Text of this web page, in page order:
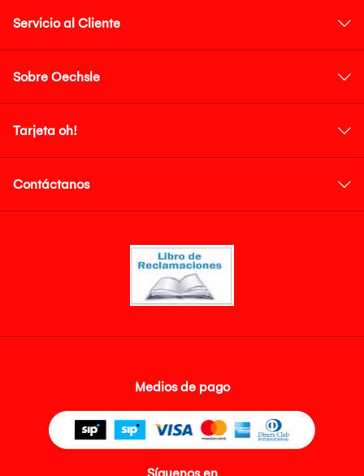
Servicio al Cliente
Sobre Oechsle
Tarjeta oh!
Contáctanos
Medios de pago
Síguenos en